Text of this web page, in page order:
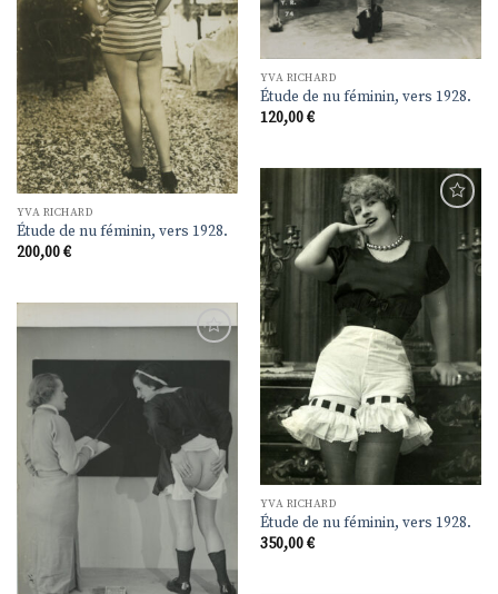
YVA RICHARD
Étude de nu féminin, vers 1928.
120,00€
YVA RICHARD
Étude de nu féminin, vers 1928.
200,00€
liste de
souhaits
YVA RICHARD
Étude de nu féminin, vers 1928.
350,00€
Ajouter